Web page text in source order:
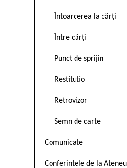
Întoarcerea la cărți
Între cărți
Punct de sprijin
Restitutio
Retrovizor
Semn de carte
Comunicate
Conferintele de la Ateneu